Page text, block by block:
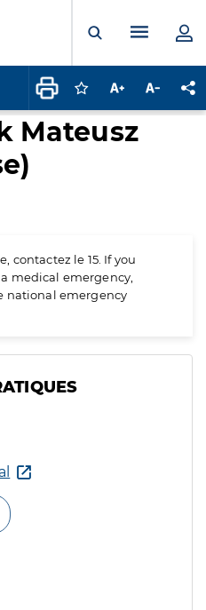
Ouvrir laMenu
Connectez-vous
Augmenter la
Mateusz
contactez le 15. If you
medical emergency,
national emergency